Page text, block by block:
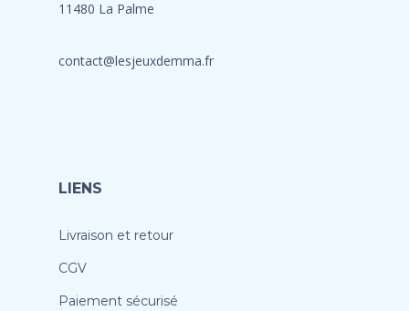
11480 La Palme
contact@lesjeuxdemma.fr
LIENS
Livraison et retour
CGV
Paiement sécurisé